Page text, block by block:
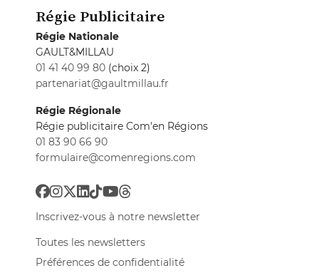
Régie Publicitaire
Régie Nationale
GAULT&MILLAU
01 41 40 99 80 (choix 2)
partenariat@gaultmillau.fr
Régie Régionale
Régie publicitaire Com'en Régions
01 83 90 66 90
formulaire@comenregions.com
Inscrivez-vous à notre newsletter
Toutes les newsletters
Préférences de confidentialité